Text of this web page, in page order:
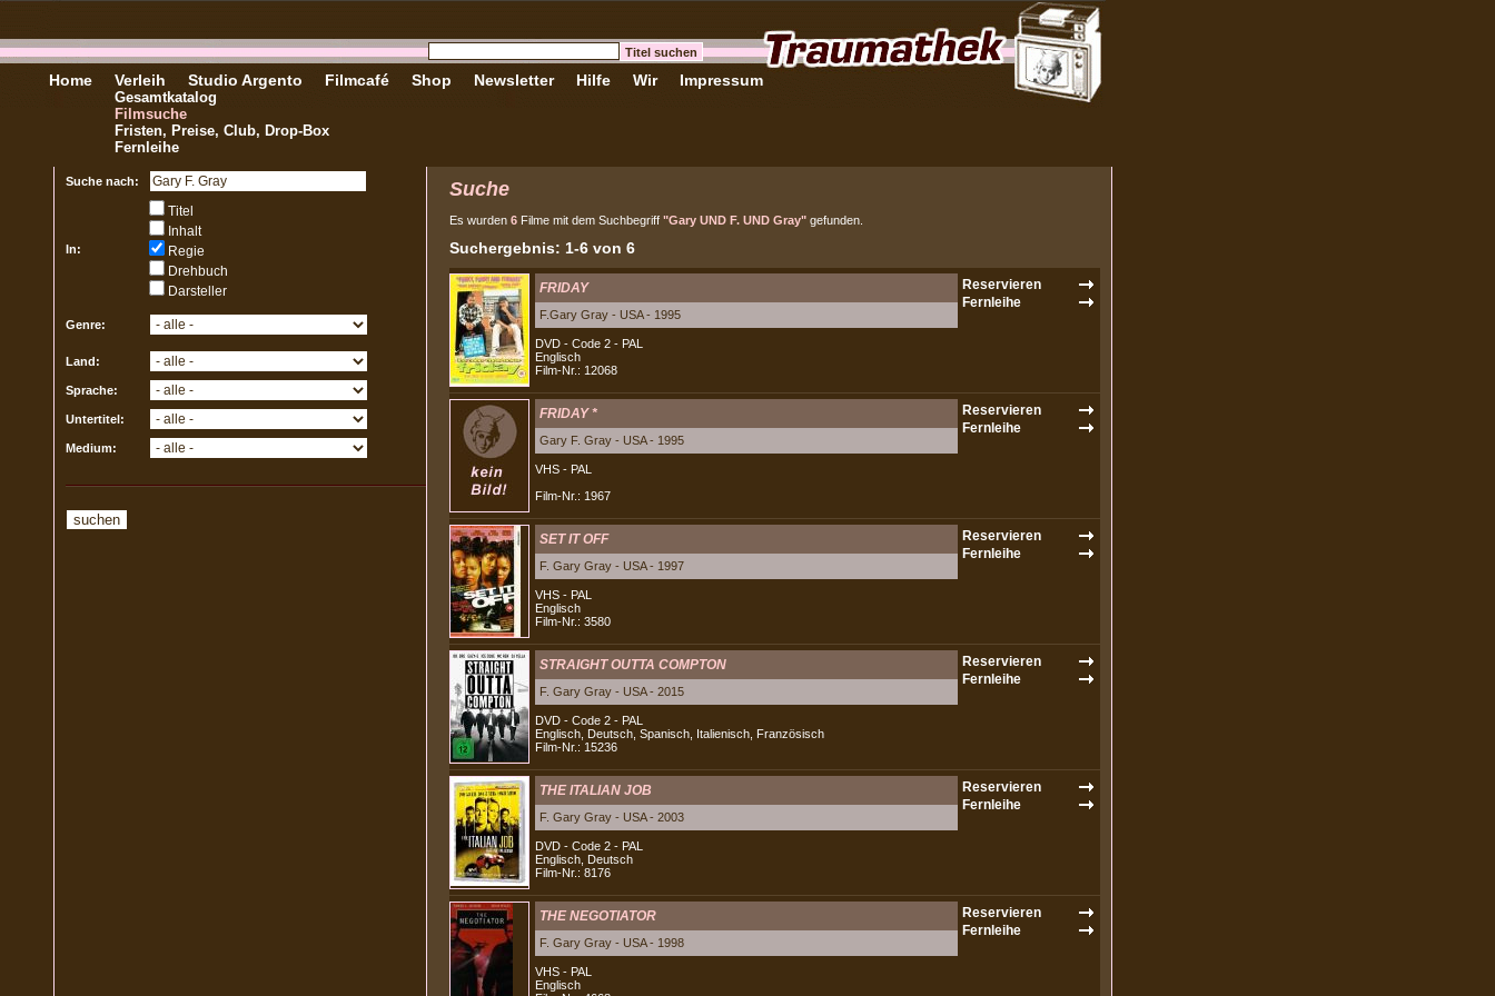
Home Verleih
Gesamtkatalog
Filmsuche
Fristen, Preise, Club, Drop-Box
Fernleihe
Studio Argento Filmcafé Shop Newsletter Hilfe Wir Impressum
Suche nach:
In:
Titel
Inhalt
Regie
Drehbuch
Darsteller
Genre:
Land:
Sprache:
Untertitel:
Medium:
Suche
Es wurden 6 Filme mit dem Suchbegriff "Gary UND F. UND Gray" gefunden.
Suchergebnis: 1-6 von 6
FRIDAY
F.Gary Gray - USA - 1995
DVD - Code 2 - PAL
Englisch
Film-Nr.: 12068
FRIDAY *
Gary F. Gray - USA - 1995
VHS - PAL
Film-Nr.: 1967
SET IT OFF
F. Gary Gray - USA - 1997
VHS - PAL
Englisch
Film-Nr.: 3580
STRAIGHT OUTTA COMPTON
F. Gary Gray - USA - 2015
DVD - Code 2 - PAL
Englisch, Deutsch, Spanisch, Italienisch, Französisch
Film-Nr.: 15236
THE ITALIAN JOB
F. Gary Gray - USA - 2003
DVD - Code 2 - PAL
Englisch, Deutsch
Film-Nr.: 8176
THE NEGOTIATOR
F. Gary Gray - USA - 1998
VHS - PAL
Englisch